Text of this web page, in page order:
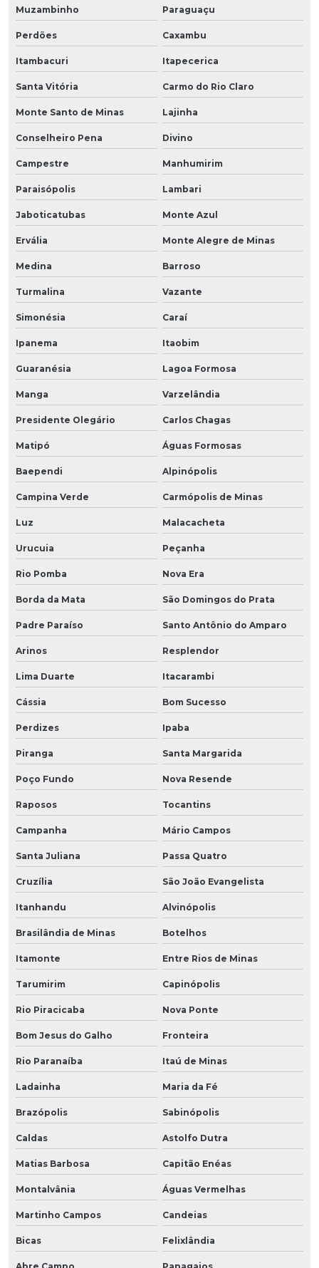
Muzambinho Paraguaçu
Perdões Caxambu
Itambacuri Itapecerica
Santa Vitória Carmo do Rio Claro
Monte Santo de Minas Lajinha
Conselheiro Pena Divino
Campestre Manhumirim
Paraisópolis Lambari
Jaboticatubas Monte Azul
Ervália Monte Alegre de Minas
Medina Barroso
Turmalina Vazante
Simonésia Caraí
Ipanema Itaobim
Guaranésia Lagoa Formosa
Manga Varzelândia
Presidente Olegário Carlos Chagas
Matipó Águas Formosas
Baependi Alpinópolis
Campina Verde Carmópolis de Minas
Luz Malacacheta
Urucuia Peçanha
Rio Pomba Nova Era
Borda da Mata São Domingos do Prata
Padre Paraíso Santo Antônio do Amparo
Arinos Resplendor
Lima Duarte Itacarambi
Cássia Bom Sucesso
Perdizes Ipaba
Piranga Santa Margarida
Poço Fundo Nova Resende
Raposos Tocantins
Campanha Mário Campos
Santa Juliana Passa Quatro
Cruzília São João Evangelista
Itanhandu Alvinópolis
Brasilândia de Minas Botelhos
Itamonte Entre Rios de Minas
Tarumirim Capinópolis
Rio Piracicaba Nova Ponte
Bom Jesus do Galho Fronteira
Rio Paranaíba Itaú de Minas
Ladainha Maria da Fé
Brazópolis Sabinópolis
Caldas Astolfo Dutra
Matias Barbosa Capitão Enéas
Montalvânia Águas Vermelhas
Martinho Campos Candeias
Bicas Felixlândia